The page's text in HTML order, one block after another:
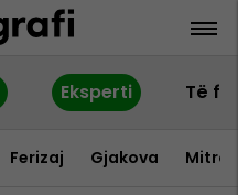
Eksperti Të
Ferizaj Gjakova